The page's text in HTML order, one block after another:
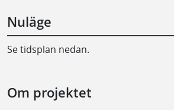
Nuläge
Se tidsplan nedan.
Om projektet